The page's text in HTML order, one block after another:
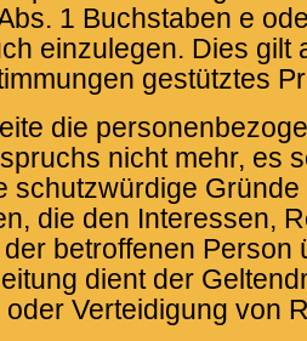
1 Buchstaben e
einzulegen. Dies gilt
gestütztes
die
nicht mehr, es
schutzwürdige
die den Interessen,
betroffenen Person
dient der
Verteidigung von